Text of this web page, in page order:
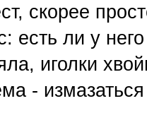
скорее
есть ли у
иголки
-